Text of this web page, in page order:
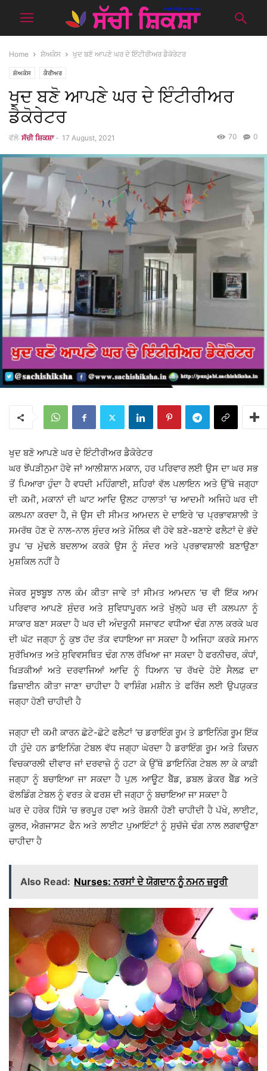
Home ਸ਼ੋਅਕੇਸ ਖੁਦ ਬਣੋ ਆਪਣੇ ਘਰ ਦੇ ਇੰਟੀਰੀਅਰ ਡੈਕੋਰੇਟਰ
ਸ਼ੋਅਕੇਸ ਕੈਰੀਅਰ
ਖੁਦ ਬਣੋ ਆਪਣੇ ਘਰ ਦੇ ਇੰਟੀਰੀਅਰ
ਡੈਕੋਰੇਟਰ
ਵੱਲੋ ਸੱਚੀ ਸ਼ਿਕਸ਼ਾ - 17 August, 2021 0
70
ਖੁਦ ਬਣੋ ਆਪਣੇ ਘਰ ਦੇ ਇੰਟੀਰੀਅਰ ਡੈਕੋਰੇਟਰ
ਘਰ ਝੋਂਪੜੀਨੁਮਾ ਹੋਵੇ ਜਾਂ ਆਲੀਸ਼ਾਨ ਮਕਾਨ, ਹਰ ਪਰਿਵਾਰ ਲਈ ਉਸ ਦਾ ਘਰ ਸਭ
ਤੋਂ ਪਿਆਰਾ ਹੁੰਦਾ ਹੈ ਵਧਦੀ ਮਹਿੰਗਾਈ, ਸ਼ਹਿਰਾਂ ਵੱਲ ਪਲਾਇਨ ਅਤੇ ਉੱਥੇ ਜਗ੍ਹਾ
ਦੀ ਕਮੀ, ਮਕਾਨਾਂ ਦੀ ਘਾਟ ਆਦਿ ਉਲਟ ਹਾਲਾਤਾਂ ’ਚ ਆਦਮੀ ਅਜਿਹੇ ਘਰ ਦੀ
ਕਲਪਨਾ ਕਰਦਾ ਹੈ, ਜੋ ਉਸ ਦੀ ਸੀਮਤ ਆਮਦਨ ਦੇ ਦਾਇਰੇ ’ਚ ਪ੍ਰਭਾਵਸ਼ਾਲੀ ਤੇ
ਸਮਰੱਥ ਹੋਣ ਦੇ ਨਾਲ-ਨਾਲ ਸੁੰਦਰ ਅਤੇ ਮੌਲਿਕ ਵੀ ਹੋਵੇ ਬਣੇ-ਬਣਾਏ ਫਲੈਟਾਂ ਦੇ ਭੱਦੇ
ਰੂਪ ’ਚ ਮੁੱਢਲੇ ਬਦਲਾਅ ਕਰਕੇ ਉਸ ਨੂੰ ਸੰਦਰ ਅਤੇ ਪ੍ਰਭਾਵਸ਼ਾਲੀ ਬਣਾਉਣਾ
ਮੁਸ਼ਕਿਲ ਨਹੀਂ ਹੈ
ਜੇਕਰ ਸੂਝਬੂਝ ਨਾਲ ਕੰਮ ਕੀਤਾ ਜਾਵੇ ਤਾਂ ਸੀਮਤ ਆਮਦਨ ’ਚ ਵੀ ਇੱਕ ਆਮ
ਪਰਿਵਾਰ ਆਪਣੇ ਸੁੰਦਰ ਅਤੇ ਸੁਵਿਧਾਪੂਰਨ ਅਤੇ ਖੁੱਲ੍ਹੇ ਘਰ ਦੀ ਕਲਪਨਾ ਨੂੰ
ਸਾਕਾਰ ਬਣਾ ਸਕਦਾ ਹੈ ਘਰ ਦੀ ਅੰਦਰੂਨੀ ਸਜਾਵਟ ਵਧੀਆ ਢੰਗ ਨਾਲ ਕਰਕੇ ਘਰ
ਦੀ ਘੱਟ ਜਗ੍ਹਾ ਨੂੰ ਕੁਝ ਹੱਦ ਤੱਕ ਵਧਾਇਆ ਜਾ ਸਕਦਾ ਹੈ ਅਜਿਹਾ ਕਰਕੇ ਸਮਾਨ
ਸੁਰੱਖਿਅਤ ਅਤੇ ਸੁਵਿਵਸਥਿਤ ਢੰਗ ਨਾਲ ਰੱਖਿਆ ਜਾ ਸਕਦਾ ਹੈ ਫਰਨੀਚਰ, ਕੰਧਾਂ,
ਖਿੜਕੀਆਂ ਅਤੇ ਦਰਵਾਜਿਆਂ ਆਦਿ ਨੂੰ ਧਿਆਨ ’ਚ ਰੱਖਦੇ ਹੋਏ ਸੈਲਫ਼ ਦਾ
ਡਿਜ਼ਾਈਨ ਕੀਤਾ ਜਾਣਾ ਚਾਹੀਦਾ ਹੈ ਵਾਸ਼ਿੰਗ ਮਸ਼ੀਨ ਤੇ ਫਰਿੱਜ ਲਈ ਉਪਯੁਕਤ
ਜਗ੍ਹਾ ਹੋਣੀ ਚਾਹੀਦੀ ਹੈ
ਜਗ੍ਹਾ ਦੀ ਕਮੀ ਕਾਰਨ ਛੋਟੇ-ਛੋਟੇ ਫਲੈਟਾਂ ’ਚ ਡਰਾਇੰਗ ਰੂਮ ਤੇ ਡਾਇਨਿੰਗ ਰੂਮ ਇੱਕ
ਹੀ ਹੁੰਦੇ ਹਨ ਡਾਇਨਿੰਗ ਟੇਬਲ ਵੱਧ ਜਗ੍ਹਾ ਘੇਰਦਾ ਹੈ ਡਰਾਇੰਗ ਰੂਮ ਅਤੇ ਕਿਚਨ
ਵਿਚਕਾਰਲੀ ਦੀਵਾਰ ਜਾਂ ਦਰਵਾਜ਼ੇ ਨੂੰ ਹਟਾ ਕੇ ਉੱਥੋ ਡਾਇਨਿੰਗ ਟੇਬਲ ਲਾ ਕੇ ਕਾਫ਼ੀ
ਜਗ੍ਹਾ ਨੂੰ ਬਚਾਇਆ ਜਾ ਸਕਦਾ ਹੈ ਪੁਲ਼ ਆਊਟ ਬੈੱਡ, ਡਬਲ ਡੇਕਰ ਬੈੱਡ ਅਤੇ
ਫੋਲਡਿੰਗ ਟੇਬਲ ਨੂੰ ਵਰਤ ਕੇ ਫਰਸ਼ ਦੀ ਜਗ੍ਹਾ ਨੂੰ ਬਚਾਇਆ ਜਾ ਸਕਦਾ ਹੈ
ਘਰ ਦੇ ਹਰੇਕ ਹਿੱਸੇ ’ਚ ਭਰਪੂਰ ਹਵਾ ਅਤੇ ਰੋਸ਼ਨੀ ਹੋਣੀ ਚਾਹੀਦੀ ਹੈ ਪੱਖੇ, ਲਾਈਟ,
ਕੂਲਰ, ਐਗਜਾਸਟ ਫੈਨ ਅਤੇ ਲਾਈਟ ਪੁਆਇੰਟਾਂ ਨੂੰ ਸੁਚੱਜੇ ਢੰਗ ਨਾਲ ਲਗਵਾਉਣਾ
ਚਾਹੀਦਾ ਹੈ
Also Read: Nurses: ਨਰਸਾਂ ਦੇ ਯੋਗਦਾਨ ਨੂੰ ਨਮਨ ਜ਼ਰੂਰੀ